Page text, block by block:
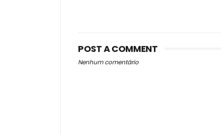
POST A COMMENT
Nenhum comentário